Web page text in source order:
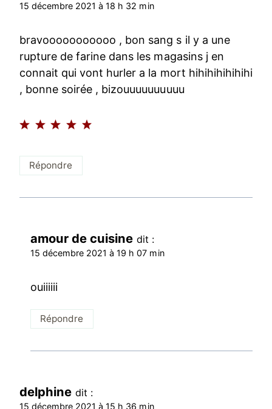
15 décembre 2021 à 18 h 32 min
bravooooooooooo , bon sang s il y a une
rupture de farine dans les magasins j en
connait qui vont hurler a la mort hihihihihihihi
, bonne soirée , bizouuuuuuuuuu
Répondre
amour de cuisine dit :
15 décembre 2021 à 19 h 07 min
ouiiiiii
Répondre
delphine dit :
15 décembre 2021 à 15 h 36 min